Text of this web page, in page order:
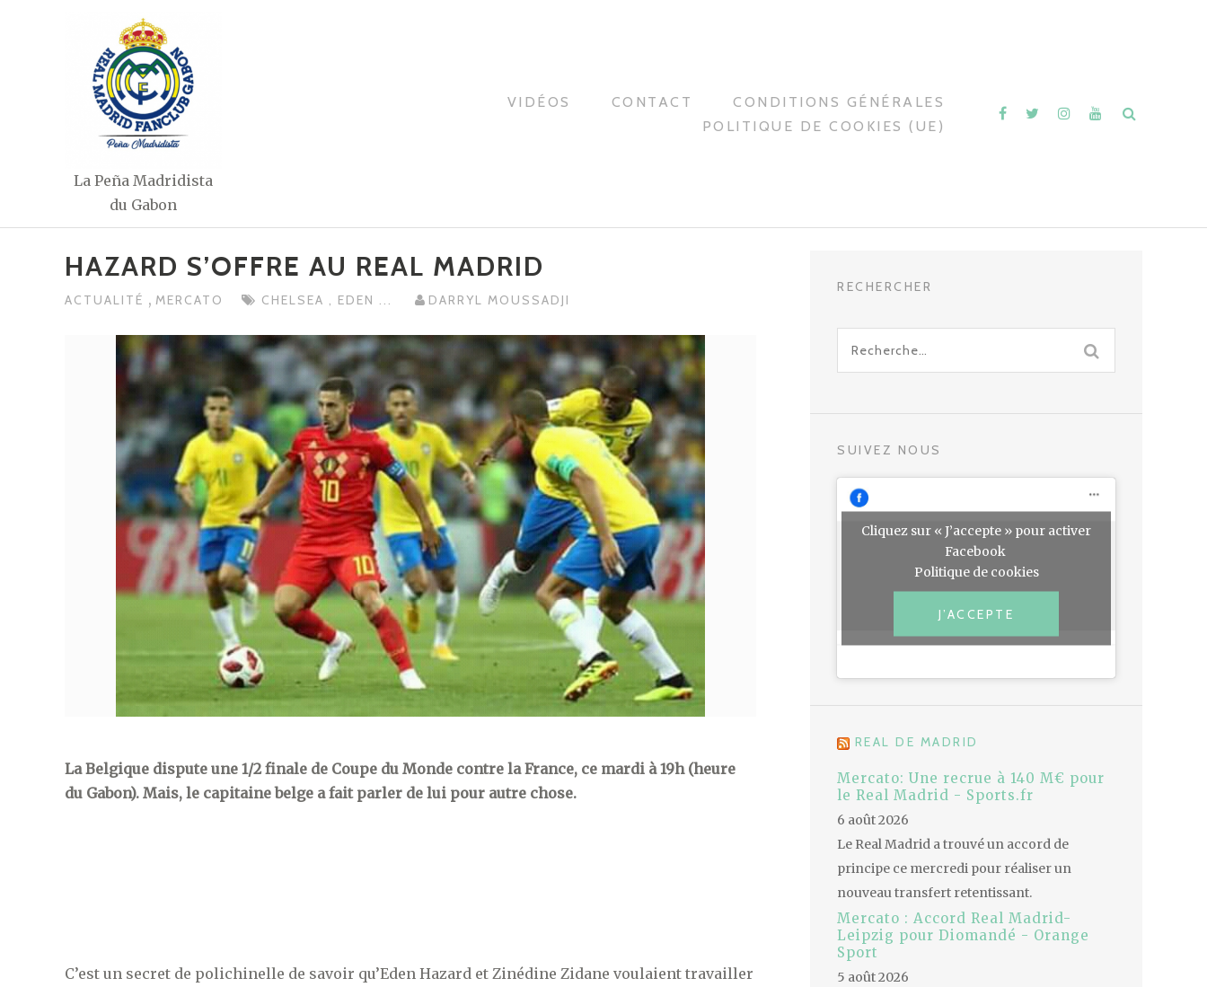
La Peña Madridista
du Gabon
VIDÉOS CONTACT
CONDITIONS GÉNÉRALES
POLITIQUE DE COOKIES (UE)
HAZARD S’OFFRE AU REAL MADRID
ACTUALITÉ , MERCATO CHELSEA , EDEN ... DARRYL MOUSSADJI
La Belgique dispute une 1/2 finale de Coupe du Monde contre la France, ce mardi à 19h (heure
du Gabon). Mais, le capitaine belge a fait parler de lui pour autre chose.
C’est un secret de polichinelle de savoir qu’Eden Hazard et Zinédine Zidane voulaient travailler
RECHERCHER
SUIVEZ NOUS
Cliquez sur « J’accepte » pour activer
Facebook
Politique de cookies
J’ACCEPTE
REAL DE MADRID
Mercato: Une recrue à 140 M€ pour
le Real Madrid - Sports.fr
6 août 2026
Le Real Madrid a trouvé un accord de
principe ce mercredi pour réaliser un
nouveau transfert retentissant.
Mercato : Accord Real Madrid-
Leipzig pour Diomandé - Orange
Sport
5 août 2026